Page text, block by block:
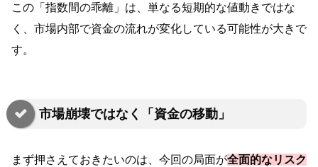
この「指数間の乖離」は、単なる短期的な値動きではな
く、市場内部で資金の流れが変化している可能性が大きで
す。
市場崩壊ではなく「資金の移動」
まず押さえておきたいのは、今回の局面が全面的なリスク